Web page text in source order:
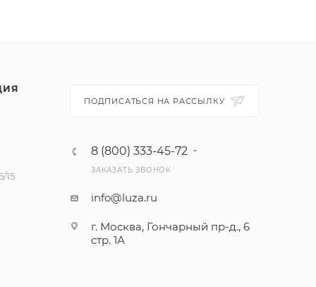
15
ПОДПИСАТЬСЯ НА РАССЫЛКУ
8 (800) 333-45-72
ЗАКАЗАТЬ ЗВОНОК
info@luza.ru
г. Москва, Гончарный пр-д., 6
стр. 1А